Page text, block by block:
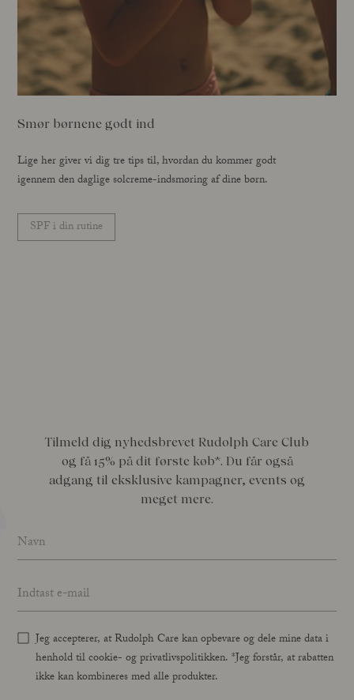
Smør børnene godt ind
Lige her giver vi dig tre tips til, hvordan du kommer godt
igennem den daglige solcreme-indsmøring af dine børn.
SPF i din rutine
Tilmeld dig nyhedsbrevet Rudolph Care Club
og få 15% på dit første køb*. Du får også
adgang til eksklusive kampagner, events og
meget mere.
Name
Email address*
Jeg accepterer, at Rudolph Care kan opbevare og dele mine data i
henhold til cookie- og privatlivspolitikken. *Jeg forstår, at rabatten
ikke kan kombineres med alle produkter.